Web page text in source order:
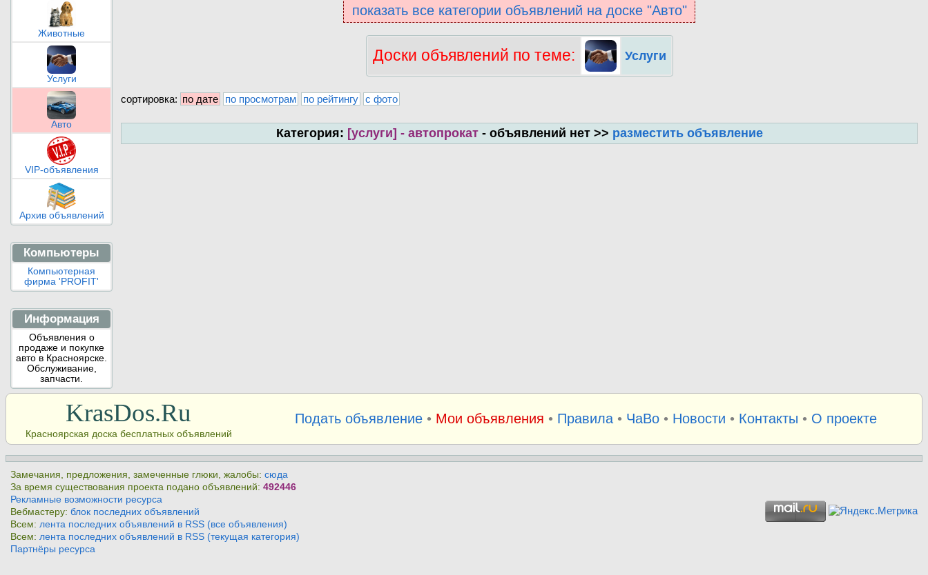
Животные
Услуги
Авто
VIP-объявления
Архив объявлений
Компьютеры
Компьютерная
фирма 'PROFIT'
Информация
Объявления о
продаже и покупке
авто в Красноярске.
Обслуживание,
запчасти.
показать все категории объявлений на доске "Авто"
Доски объявлений по теме: Услуги
сортировка: по дате по просмотрам по рейтингу с фото
Категория: [услуги] - автопрокат- объявлений нет >> разместить объявление
KrasDos.Ru
Красноярская доска бесплатных объявлений
Подать объявление• Мои объявления • Правила• ЧаВо• Новости • Контакты • О проекте
Замечания, предложения, замеченные глюки, жалобы: сюда
За время существования проекта подано объявлений: 492446
Рекламные возможности ресурса
Вебмастеру: блок последних объявлений
Всем: лента последних объявлений в RSS (все объявления)
Всем: лента последних объявлений в RSS (текущая категория)
Партнёры ресурса